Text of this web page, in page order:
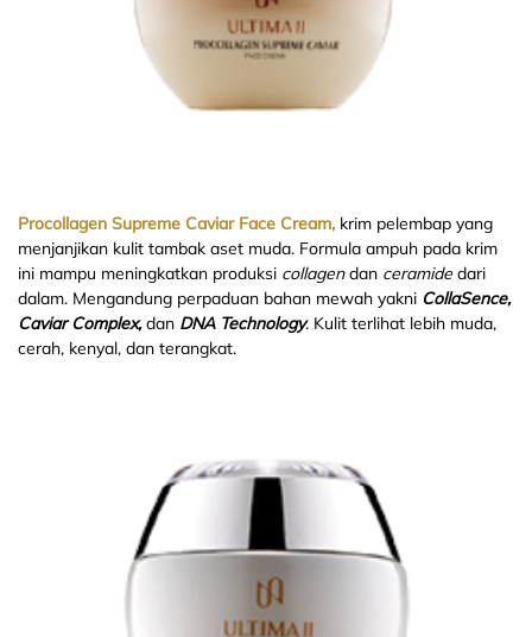
Procollagen Supreme Caviar Face Cream, krim pelembap yang
menjanjikan kulit tambak aset muda. Formula ampuh pada krim
ini mampu meningkatkan produksi collagendan ceramide dari
dalam. Mengandung perpaduan bahan mewah yakni CollaSence,
Caviar Complex,dan DNA Technology. Kulit terlihat lebih muda,
cerah, kenyal, dan terangkat.